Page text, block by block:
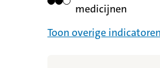
medicijnen
Toon overige indicatoren